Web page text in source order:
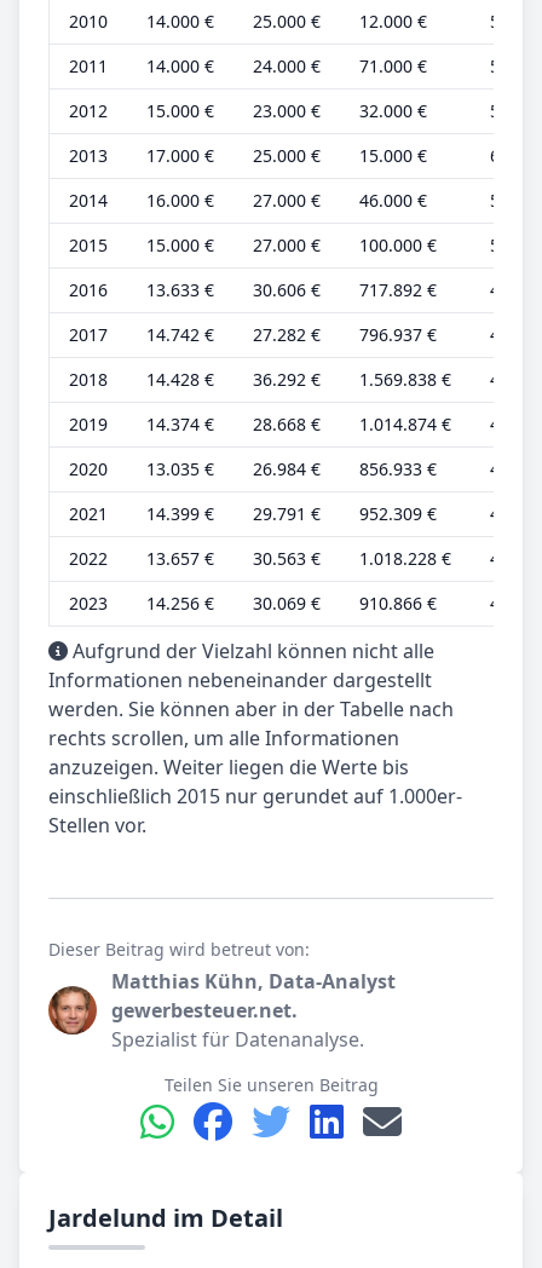
2010
14.000 € 25.000 € 12.000 €
5.000
2011
14.000 € 24.000 € 71.000 €
5.000
2012
15.000 € 23.000 € 32.000 €
5.000
2013
17.000 € 25.000 € 15.000 €
6.000
2014
16.000 € 27.000 € 46.000 €
5.000
2015
15.000 € 27.000 € 100.000 €
5.000
2016
13.633 € 30.606 € 717.892 €
4.544
2017
14.742 € 27.282 € 796.937 €
4.914
2018
14.428 € 36.292 € 1.569.838 €
4.809
2019
14.374 € 28.668 € 1.014.874 €
4.791
2020
13.035 € 26.984 € 856.933 €
4.345
2021
14.399 € 29.791 € 952.309 €
4.800
2022
13.657 € 30.563 € 1.018.228 €
4.552
2023
14.256 € 30.069 € 910.866 € 4.752
Aufgrund der Vielzahl können nicht alle
Informationen nebeneinander dargestellt
werden. Sie können aber in der Tabelle nach
rechts scrollen, um alle Informationen
anzuzeigen. Weiter liegen die Werte bis
einschließlich 2015 nur gerundet auf 1.000er-
Stellen vor.
Dieser Beitrag wird betreut von:
Matthias Kühn, Data-Analyst
gewerbesteuer.net.
Spezialist für Datenanalyse.
Teilen Sie unseren Beitrag
Jardelund im Detail